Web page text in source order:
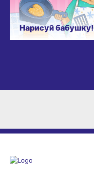
Нарисуй бабушку!